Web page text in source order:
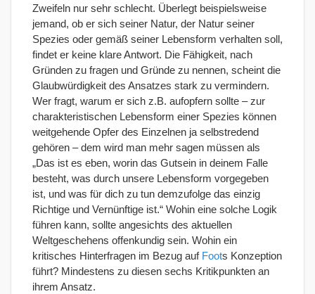
Zweifeln nur sehr schlecht. Überlegt beispielsweise
jemand, ob er sich seiner Natur, der Natur seiner
Spezies oder gemäß seiner Lebensform verhalten soll,
findet er keine klare Antwort. Die Fähigkeit, nach
Gründen zu fragen und Gründe zu nennen, scheint die
Glaubwürdigkeit des Ansatzes stark zu vermindern.
Wer fragt, warum er sich z.B. aufopfern sollte – zur
charakteristischen Lebensform einer Spezies können
weitgehende Opfer des Einzelnen ja selbstredend
gehören – dem wird man mehr sagen müssen als
„Das ist es eben, worin das Gutsein in deinem Falle
besteht, was durch unsere Lebensform vorgegeben
ist, und was für dich zu tun demzufolge das einzig
Richtige und Vernünftige ist.“ Wohin eine solche Logik
führen kann, sollte angesichts des aktuellen
Weltgeschehens offenkundig sein. Wohin ein
kritisches Hinterfragen im Bezug auf Foots Konzeption
führt? Mindestens zu diesen sechs Kritikpunkten an
ihrem Ansatz.